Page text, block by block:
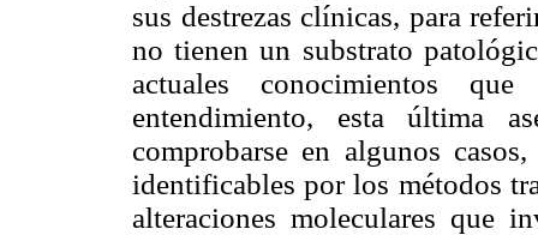
sus destrezas clínicas, para
no tienen un substrato
actuales conocimientos
entendimiento, esta última
comprobarse en algunos
identificablespor los métodos
alteraciones moleculares que